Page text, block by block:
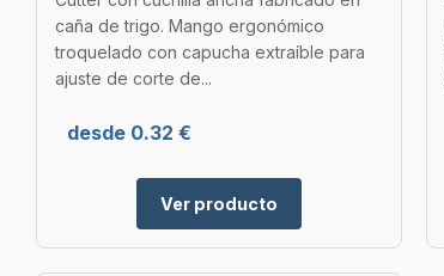
caña de trigo. Mango ergonómico
troquelado con capucha extraíble para
ajuste de corte de...
desde 0.32 €
Ver producto